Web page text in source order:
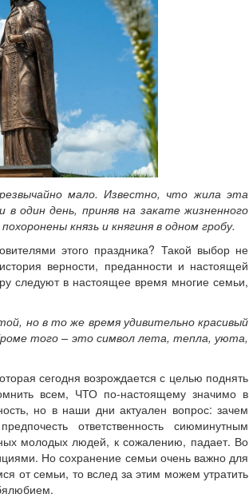
мало. Известно, что жила эта
один день, приняв на закате жизненного
князь и княгиня в одном гробу.
этого праздника? Такой выбор не
верности, преданности и настоящей
следуют в настоящее время многие семьи,
но в то же время удивительно красивый
того – это символ лета, тепла, уюта,
сегодня возрождается с целью поднять
всем, ЧТО по-настоящему значимо в
но в наши дни актуален вопрос: зачем
ответственность сиюминутным
молодых людей, к сожалению, падает. Во
Но сохранение семьи очень важно для
от семьи, то вслед за этим можем утратить